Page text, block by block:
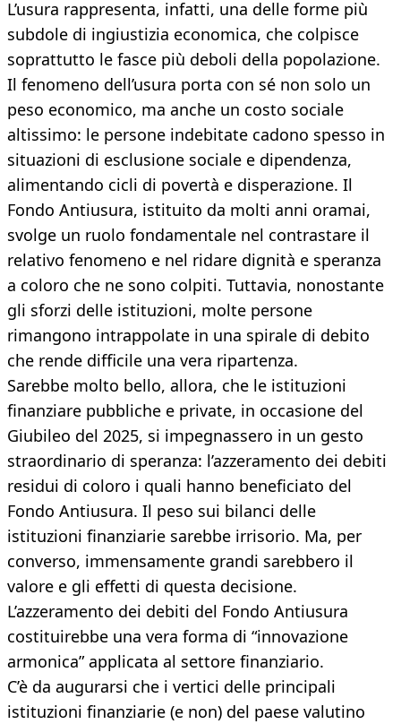
L’usura rappresenta, infatti, una delle forme più
subdole di ingiustizia economica, che colpisce
soprattutto le fasce più deboli della popolazione.
Il fenomeno dell’usura porta con sé non solo un
peso economico, ma anche un costo sociale
altissimo: le persone indebitate cadono spesso in
situazioni di esclusione sociale e dipendenza,
alimentando cicli di povertà e disperazione. Il
Fondo Antiusura, istituito da molti anni oramai,
svolge un ruolo fondamentale nel contrastare il
relativo fenomeno e nel ridare dignità e speranza
a coloro che ne sono colpiti. Tuttavia, nonostante
gli sforzi delle istituzioni, molte persone
rimangono intrappolate in una spirale di debito
che rende difficile una vera ripartenza.
Sarebbe molto bello, allora, che le istituzioni
finanziare pubbliche e private, in occasione del
Giubileo del 2025, si impegnassero in un gesto
straordinario di speranza: l’azzeramento dei debiti
residui di coloro i quali hanno beneficiato del
Fondo Antiusura. Il peso sui bilanci delle
istituzioni finanziarie sarebbe irrisorio. Ma, per
converso, immensamente grandi sarebbero il
valore e gli effetti di questa decisione.
L’azzeramento dei debiti del Fondo Antiusura
costituirebbe una vera forma di “innovazione
armonica” applicata al settore finanziario.
C’è da augurarsi che i vertici delle principali
istituzioni finanziarie (e non) del paese valutino